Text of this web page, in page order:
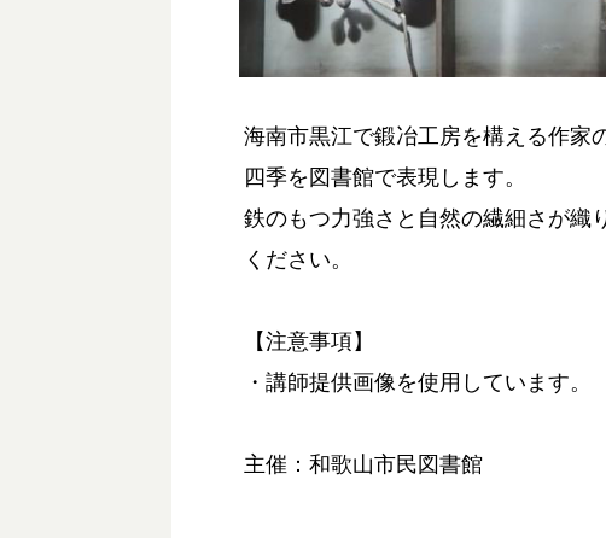
海南市黒江で鍛冶工房を構える作家
四季を図書館で表現します。
鉄のもつ力強さと自然の繊細さが織
ください。
【注意事項】
・講師提供画像を使用しています。
主催：和歌山市民図書館